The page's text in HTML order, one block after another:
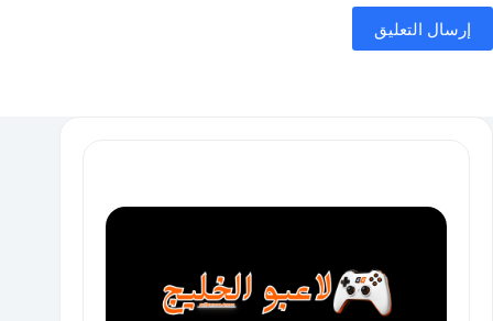
إرسال التعليق